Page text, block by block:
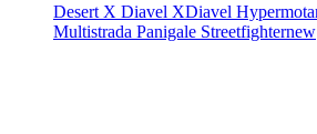
Desert X Diavel XDiavel
Multistrada Panigale Streetfighternew